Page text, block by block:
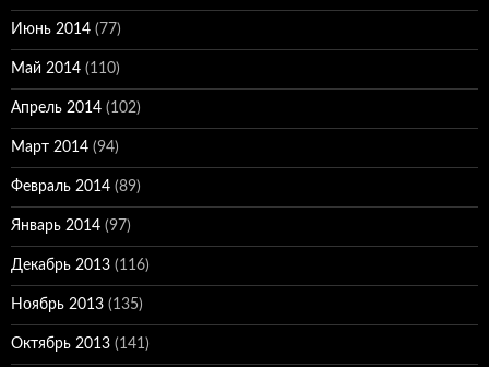
Июнь 2014 (77)
Май 2014 (110)
Апрель 2014 (102)
Март 2014 (94)
Февраль 2014 (89)
Январь 2014 (97)
Декабрь 2013 (116)
Ноябрь 2013 (135)
Октябрь 2013 (141)